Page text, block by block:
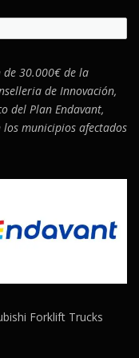
de 30.000€ de la
de Innovación,
del Plan Endavant,
municipios afectados
Forklift Trucks